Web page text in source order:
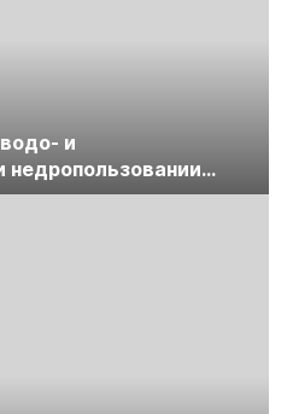
и
недропользовании
«ПравоТЭК»